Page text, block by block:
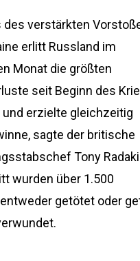
verstärkten
erlitt Russland im
Monat die größten
seit Beginn des
und erzielte gleichzeitig
sagte der britische
Tony
wurden über 1.500
getötet oder